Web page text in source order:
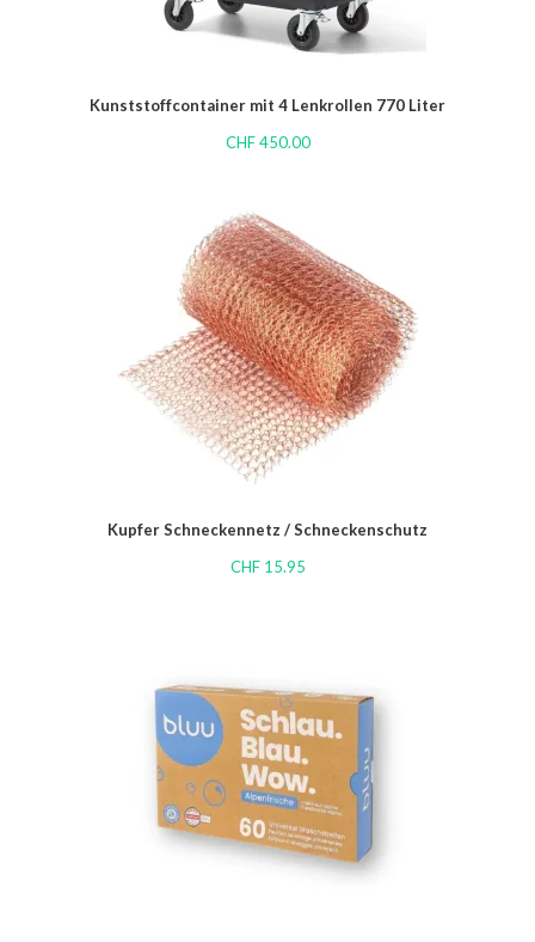
Kunststoffcontainer mit 4 Lenkrollen 770 Liter
CHF450.00
Kupfer Schneckennetz / Schneckenschutz
CHF15.95